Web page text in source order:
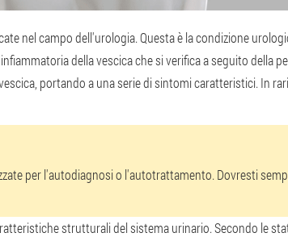
nel campo dell'urologia. Questa è la condizione
della vescica che si verifica a seguito della
portando a una serie di sintomi caratteristici. In
per l'autodiagnosi o l'autotrattamento. Dovresti
strutturali del sistema urinario. Secondo le